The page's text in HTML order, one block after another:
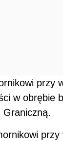
przy
w obrębie
Graniczną.
przy